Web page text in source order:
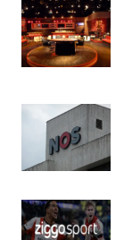
voetbal
WK
voetbal